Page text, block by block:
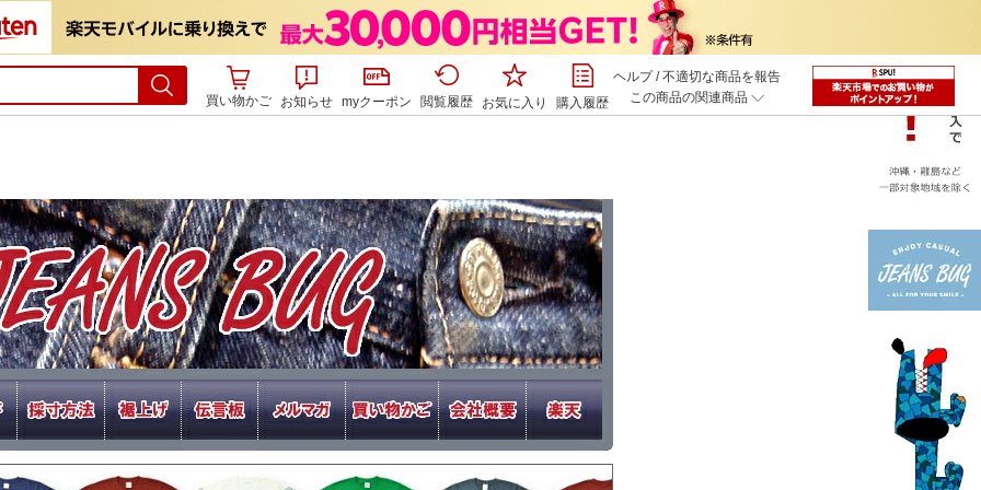
買い物かご お知らせ myクーポン 閲覧履歴 お気に入り 購入履歴
ヘルプ/不適切な商品を報告
この商品の関連商品